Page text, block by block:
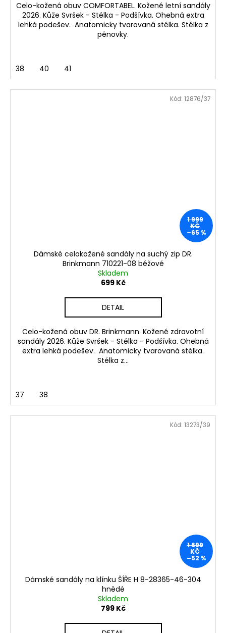
Celo-kožená obuv COMFORTABEL. Kožené letní sandály
2026. Kůže Svršek - Stélka - Podšívka. Ohebná extra
lehká podešev. Anatomicky tvarovaná stélka. Stélka z
pěnovky.
38 40 41
1 999
KČ
–65 %
Dámské celokožené sandály na suchý zip DR.
Brinkmann 710221-08 béžové
Skladem
699 Kč
DETAIL
Celo-kožená obuv DR. Brinkmann. Kožené zdravotní
sandály 2026. Kůže Svršek - Stélka - Podšívka. Ohebná
extra lehká podešev. Anatomicky tvarovaná stélka.
Stélka z...
37 38
Kód: 12876/37
1 699
KČ
–52 %
Dámské sandály na klínku ŠÍŘE H 8-28365-46-304
hnědé
Skladem
799 Kč
Kód: 13273/39